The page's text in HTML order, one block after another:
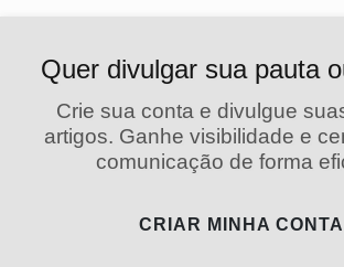
Quer divulgar sua pauta
Crie sua conta e divulgue
artigos. Ganhe visibilidade e
comunicação de forma
CRIAR MINHA CONTA